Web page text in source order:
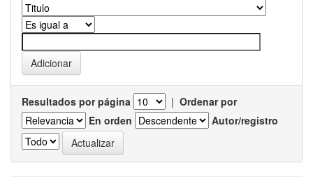
Resultados por página | Ordenar por
En orden
Autor/registro